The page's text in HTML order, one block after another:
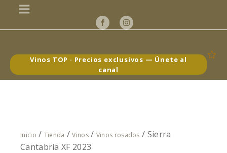
Vinos TOP · Precios exclusivos — Únete al
canal
Inicio / Tienda /Vinos/ Vinos rosados / Sierra
Cantabria XF 2023